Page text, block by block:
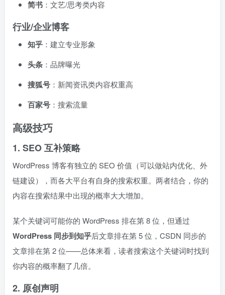
简书 ：文艺/思考类内容
行业/企业博客
知乎 ：建立专业形象
头条 ：品牌曝光
搜狐号 ：新闻资讯类内容权重高
百家号 ：搜索流量
高级技巧
1. SEO 互补策略
WordPress 博客有独立的 SEO 价值（可以做站内优化、外
链建设），而各大平台有自身的搜索权重。两者结合，你的
内容在搜索结果中出现的概率大大增加。
某个关键词可能你的 WordPress 排在第 8 位，但通过
WordPress 同步到知乎后文章排在第 5 位，CSDN 同步的
文章排在第 2 位——总体来看，读者搜索这个关键词时找到
你内容的概率翻了几倍。
2. 原创声明